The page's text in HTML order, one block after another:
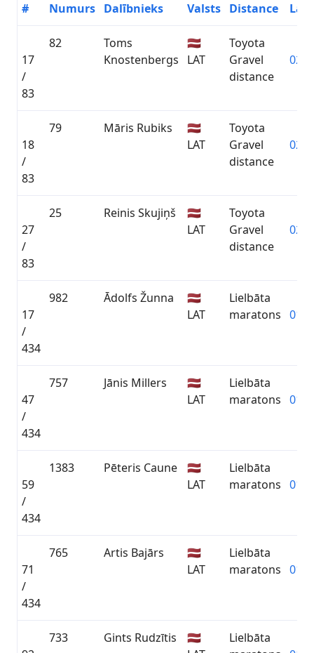
# Numurs Dalībnieks Valsts Distance
17
/
83
82
Toms
Knostenbergs
🇱🇻
LAT
Toyota
Gravel
distance
18
/
83
79 Māris Rubiks
🇱🇻
LAT
Toyota
Gravel
distance
27
/
83
25 Reinis Skujiņš
🇱🇻
LAT
Toyota
Gravel
distance
17
/
434
982 Ādolfs Žunna
🇱🇻
LAT
Lielbāta
maratons
47
/
434
757 Jānis Millers
🇱🇻
LAT
Lielbāta
maratons
59
/
434
1383 Pēteris Caune
🇱🇻
LAT
Lielbāta
maratons
71
/
434
765 Artis Bajārs
🇱🇻
LAT
Lielbāta
maratons
733 Gints Rudzītis
🇱🇻
Lielbāta